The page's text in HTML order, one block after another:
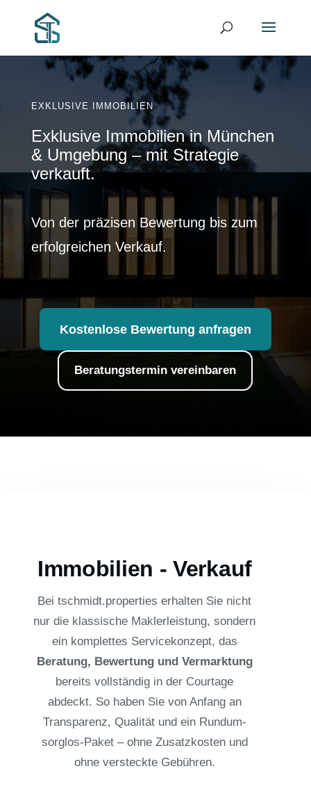
EXKLUSIVE IMMOBILIEN
Exklusive Immobilien in München
& Umgebung – mit Strategie
verkauft.
Von der präzisen Bewertung bis zum
erfolgreichen Verkauf.
Kostenlose Bewertung anfragen
Beratungstermin vereinbaren
Immobilien - Verkauf
Bei tschmidt.properties erhalten Sie nicht
nur die klassische Maklerleistung, sondern
ein komplettes Servicekonzept, das
Beratung, Bewertung und Vermarktung
bereits vollständig in der Courtage
abdeckt. So haben Sie von Anfang an
Transparenz, Qualität und ein Rundum-
sorglos-Paket – ohne Zusatzkosten und
ohne versteckte Gebühren.